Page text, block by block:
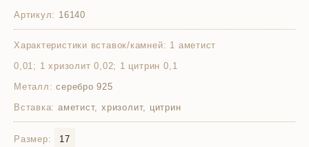
Артикул: 16140
Характеристики вставок/камней: 1 аметист
0,01; 1 хризолит 0,02; 1 цитрин 0,1
Металл: серебро 925
Вставка: аметист, хризолит, цитрин
Размер: 17